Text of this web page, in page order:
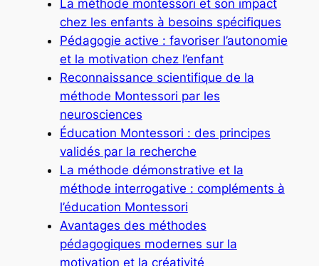
La méthode montessori et son impact
chez les enfants à besoins spécifiques
Pédagogie active : favoriser l’autonomie
et la motivation chez l’enfant
Reconnaissance scientifique de la
méthode Montessori par les
neurosciences
Éducation Montessori : des principes
validés par la recherche
La méthode démonstrative et la
méthode interrogative : compléments à
l’éducation Montessori
Avantages des méthodes
pédagogiques modernes sur la
motivation et la créativité